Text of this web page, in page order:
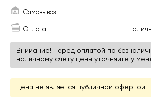
Самовывоз
Оплата
Внимание! Перед оплатой по
наличному счету цены уточняйте у
Цена не является публичной офертой.